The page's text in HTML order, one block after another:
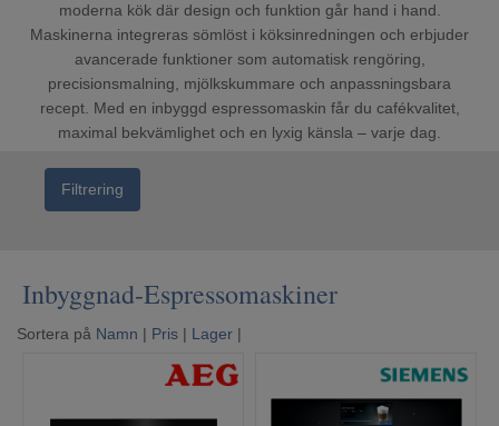
moderna kök där design och funktion går hand i hand.
Maskinerna integreras sömlöst i köksinredningen och erbjuder
avancerade funktioner som automatisk rengöring,
precisionsmalning, mjölkskummare och anpassningsbara
recept. Med en inbyggd espressomaskin får du cafékvalitet,
maximal bekvämlighet och en lyxig känsla – varje dag.
Filtrering
Inbyggnad-Espressomaskiner
Sortera på Namn | Pris | Lager |